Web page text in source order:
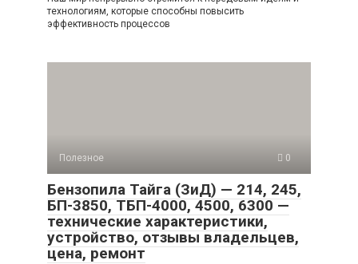
технологиям, которые способны повысить
эффективность процессов
Полезное 0
Бензопила Тайга (ЗиД) — 214, 245,
БП-3850, ТБП-4000, 4500, 6300 —
технические характеристики,
устройство, отзывы владельцев,
цена, ремонт